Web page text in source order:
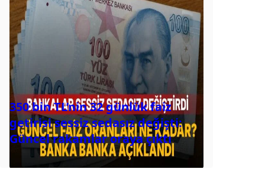
350 bin TL’nin 32 günlük faiz
getirisi sessiz sedasız değişti:
Güncel rakamlar oraya çıktı